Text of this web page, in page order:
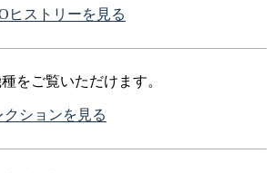
ヒストリーを見る
をご覧いただけます。
クションを見る